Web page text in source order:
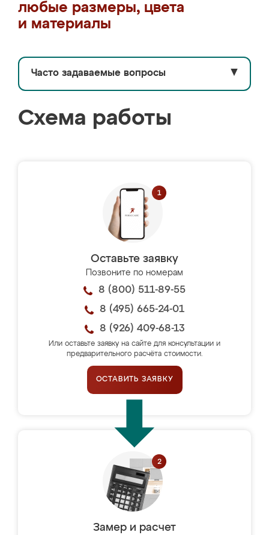
любые размеры, цвета
и материалы
Часто задаваемые вопросы ▼
Схема работы
Оставьте заявку
Позвоните по номерам
8 (800) 511-89-55
8 (495) 665-24-01
8 (926) 409-68-13
Или оставьте заявку на сайте для консультации и
предварительного расчёта стоимости.
ОСТАВИТЬ ЗАЯВКУ
Замер и расчет